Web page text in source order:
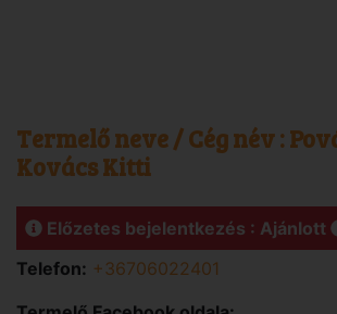
Termelő neve / Cég név :
Kovács Kitti
Előzetes bejelentkezés : Ajánlott
Telefon: +36706022401